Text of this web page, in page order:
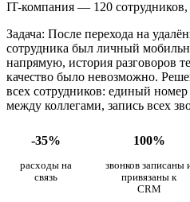
IT-компания — 120 сотрудников,
Задача: После перехода на
сотрудника был личный
напрямую, история разговоров
качество было невозможно.
всех сотрудников: единый
между коллегами, запись всех
-35% 100%
расходы на
связь
звонков записаны
привязаны к
CRM